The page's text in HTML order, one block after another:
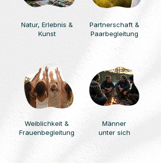
Natur, Erlebnis &
Kunst
Weiblichkeit &
Frauenbegleitung
Partnerschaft &
Paarbegleitung
Männer
unter sich